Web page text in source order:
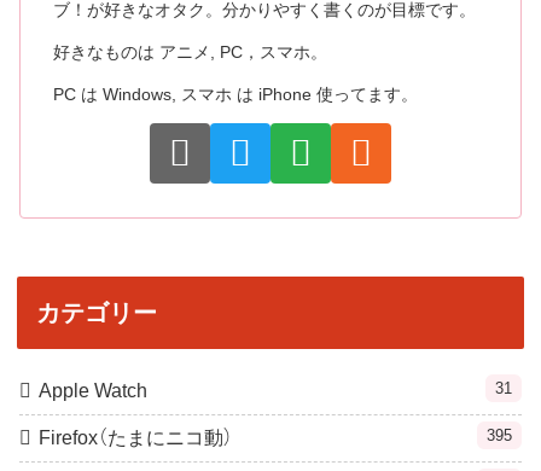
ブ！が好きなオタク。分かりやすく書くのが目標です。
好きなものは アニメ, PC，スマホ。
PC は Windows, スマホ は iPhone 使ってます。
カテゴリー
Apple Watch 31
Firefox（たまにニコ動） 395